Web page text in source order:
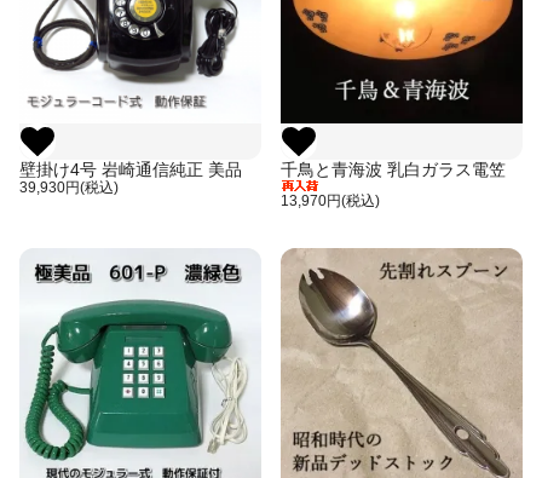
壁掛け4号 岩崎通信純正 美品
39,930円(税込)
千鳥と青海波 乳白ガラス電笠
13,970円(税込)